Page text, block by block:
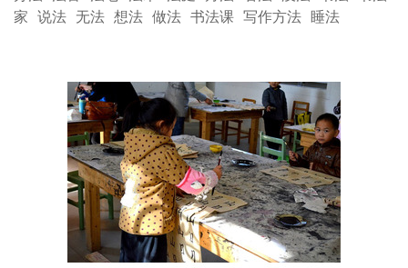
家 说法 无法 想法 做法 书法课 写作方法 睡法